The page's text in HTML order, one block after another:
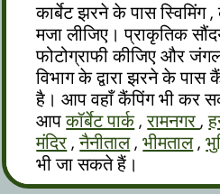
कार्बेट झरने के पास
मजा लीजिए। प्राकृतिक
फोटोग्राफी कीजिए और
विभाग के द्वारा झरने के पास
है। आप वहाँ कैंपिंग भी कर
आपकॉर्बेट पार्क,रामनगर,
मंदिर,नैनीताल,भीमताल,
भी जा सकते हैं।